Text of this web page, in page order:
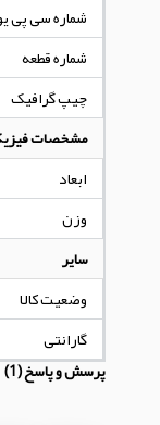
شماره سی پی
شماره قطعه
چیپ گرافیک
مشخصات
ابعاد
وزن
سایر
وضعیت کالا
گارانتی
پرسش و پاسخ (1)